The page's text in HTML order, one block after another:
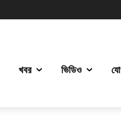
খবর ভিডিও